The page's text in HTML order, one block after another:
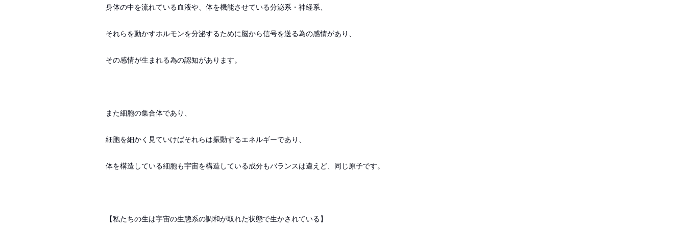
身体の中を流れている血液や、体を機能させている分泌系・神経系、
それらを動かすホルモンを分泌するために脳から信号を送る為の感情があり、
その感情が生まれる為の認知があります。
また細胞の集合体であり、
細胞を細かく見ていけばそれらは振動するエネルギーであり、
体を構造している細胞も宇宙を構造している成分もバランスは違えど、同じ原子です。
【私たちの生は宇宙の生態系の調和が取れた状態で生かされている】